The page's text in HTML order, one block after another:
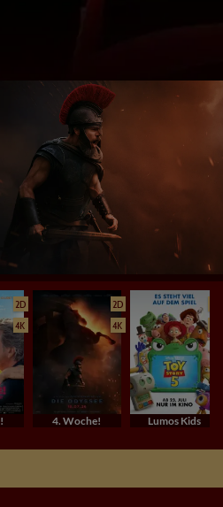
2D
4K
2D
4K
4. Woche! Lumos Kids